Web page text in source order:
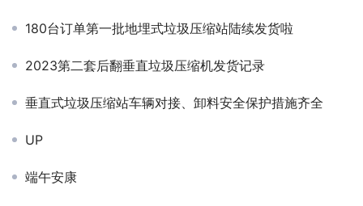
180台订单第一批地埋式垃圾压缩站陆续发货啦
2023第二套后翻垂直垃圾压缩机发货记录
垂直式垃圾压缩站车辆对接、卸料安全保护措施齐全
UP
端午安康